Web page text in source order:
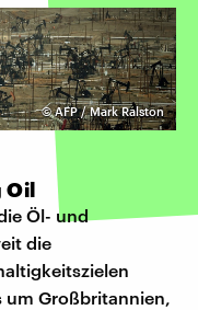
©AFP / Mark Ralston
Oil
Öl- und
die
Großbritannien,